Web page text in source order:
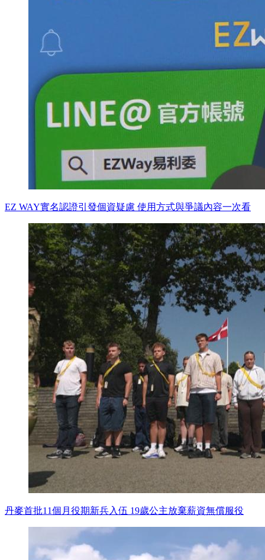
EZ WAY實名認證引發個資疑慮 使用方式與爭議內容一次看
丹麥首批11個月役期新兵入伍 19歲公主放棄薪資無償服役